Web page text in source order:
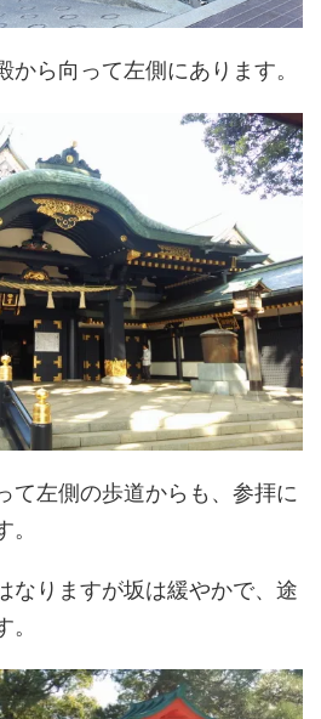
から向って左側にあります。
て左側の歩道からも、参拝に
なりますが坂は緩やかで、途